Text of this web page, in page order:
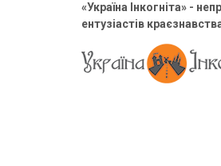
«Україна Інкогніта» -
ентузіастів